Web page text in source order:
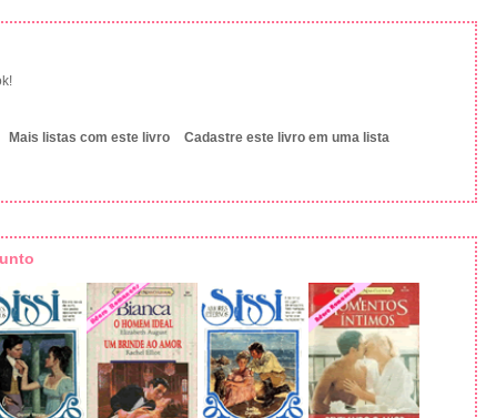
Mais listas com este livro Cadastre este livro em uma lista